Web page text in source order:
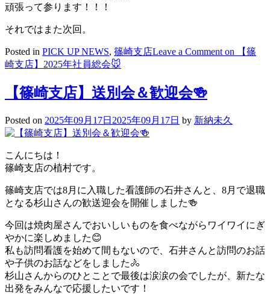
頑張って参ります！！！
それではまた次回。
Posted in PICK UP NEWS, 篠崎支店Leave a Comment on 【篠
崎支店】2025年社員総会🐭
【篠崎支店】送別会＆歓迎会🍻
Posted on 2025年09月17日 2025年09月17日 by 新納未久
こんにちは！
篠崎支店の植村です。
篠崎支店では8月に入職した看護師の石井さんと、8月で退職
となる杉山さんの歓送迎会を開催しました🍻
今回は焼肉屋さんでおいしいものを食べながらワイワイにぎ
やかに楽しめました😊
私も訪問看護を始めて間もないので、石井さんと訪問のお話
や子供のお話などをしました🚴
杉山さんからのひとことで最後は涙涙の会でしたが、新たな
出発をみんなで応援したいです！